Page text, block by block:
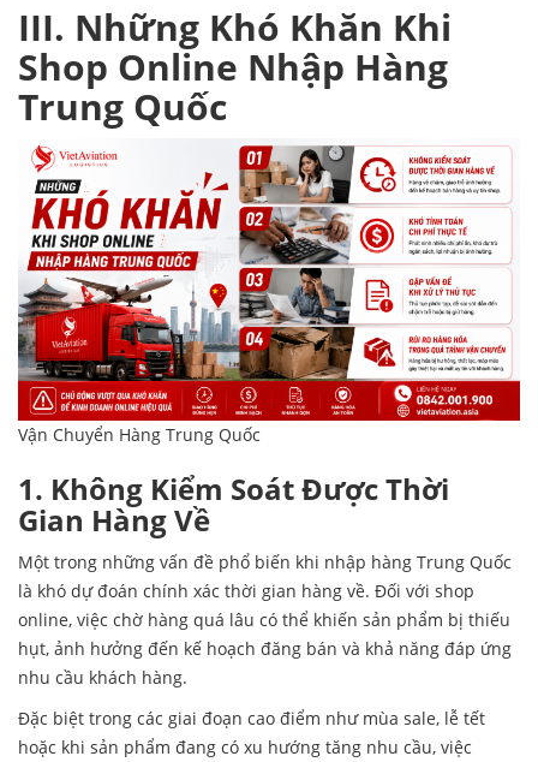
III. Những Khó Khăn Khi
Shop Online Nhập Hàng
Trung Quốc
Vận Chuyển Hàng Trung Quốc
1. Không Kiểm Soát Được Thời
Gian Hàng Về
Một trong những vấn đề phổ biến khi nhập hàng Trung Quốc
là khó dự đoán chính xác thời gian hàng về. Đối với shop
online, việc chờ hàng quá lâu có thể khiến sản phẩm bị thiếu
hụt, ảnh hưởng đến kế hoạch đăng bán và khả năng đáp ứng
nhu cầu khách hàng.
Đặc biệt trong các giai đoạn cao điểm như mùa sale, lễ tết
hoặc khi sản phẩm đang có xu hướng tăng nhu cầu, việc